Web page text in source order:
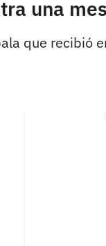
una
que recibió